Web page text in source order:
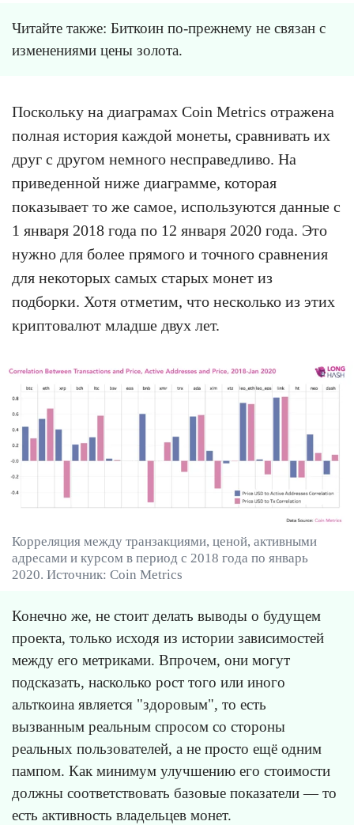
Читайте также: Биткоин по-прежнему не связан с
изменениями цены золота.
Поскольку на диаграмах Coin Metrics отражена
полная история каждой монеты, сравнивать их
друг с другом немного несправедливо. На
приведенной ниже диаграмме, которая
показывает то же самое, используются данные с
1 января 2018 года по 12 января 2020 года. Это
нужно для более прямого и точного сравнения
для некоторых самых старых монет из
подборки. Хотя отметим, что несколько из этих
криптовалют младше двух лет.
Корреляция между транзакциями, ценой, активными
адресами и курсом в период с 2018 года по январь
2020. Источник: Coin Metrics
Конечно же, не стоит делать выводы о будущем
проекта, только исходя из истории зависимостей
между его метриками. Впрочем, они могут
подсказать, насколько рост того или иного
альткоина является "здоровым", то есть
вызванным реальным спросом со стороны
реальных пользователей, а не просто ещё одним
пампом. Как минимум улучшению его стоимости
должны соответствовать базовые показатели — то
есть активность владельцев монет.